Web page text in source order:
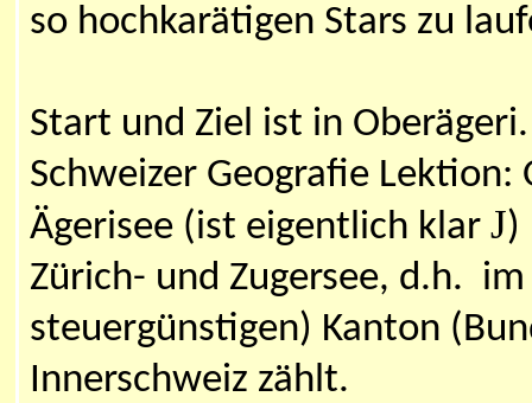
so hochkarätigen Stars zu
Start und Ziel ist in
Schweizer Geografie
Ägerisee (ist eigentlich klar J)
Zürich- und Zugersee, d.h.
steuergünstigen) Kanton
Innerschweiz zählt.